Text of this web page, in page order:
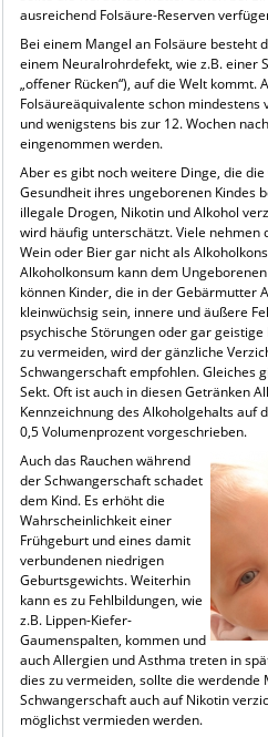
ausreichend Folsäure-Reserven
Bei einem Mangel an Folsäure besteht
einem Neuralrohrdefekt, wie z.B. einer
„offener Rücken“), auf die Welt kommt.
Folsäureäquivalente schon mindestens
und wenigstens bis zur 12. Wochen
eingenommen werden.
Aber es gibt noch weitere Dinge, die
Gesundheit ihres ungeborenen Kindes
illegale Drogen, Nikotin und Alkohol
wird häufig unterschätzt. Viele nehmen
Wein oder Bier gar nicht als
Alkoholkonsum kann dem
können Kinder, die in der Gebärmutter
kleinwüchsig sein, innere und äußere
psychische Störungen oder gar
zu vermeiden, wird der gänzliche
Schwangerschaft empfohlen. Gleiches
Sekt. Oft ist auch in diesen Getränken
Kennzeichnung des Alkoholgehalts auf
0,5 Volumenprozent vorgeschrieben.
Auch das Rauchen während
der Schwangerschaft schadet
dem Kind. Es erhöht die
Wahrscheinlichkeit einer
Frühgeburt und eines damit
verbundenen niedrigen
Geburtsgewichts. Weiterhin
kann es zu Fehlbildungen, wie
z.B. Lippen-Kiefer-
Gaumenspalten, kommen und
auch Allergien und Asthma treten in
dies zu vermeiden, sollte die werdende
Schwangerschaft auch auf Nikotin
möglichst vermieden werden.